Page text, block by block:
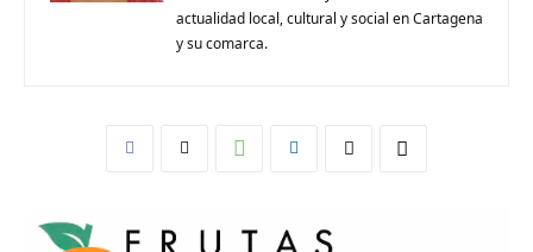
actualidad local, cultural y social en Cartagena
y su comarca.